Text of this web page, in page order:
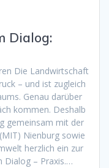
Dialog:
Die Landwirtschaft
– und ist zugleich
Genau darüber
kommen. Deshalb
gemeinsam mit der
Nienburg sowie
herzlich ein zur
Dialog – Praxis.…